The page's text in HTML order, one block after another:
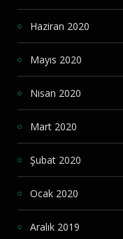
Haziran 2020
Mayıs 2020
Nisan 2020
Mart 2020
Şubat 2020
Ocak 2020
Aralık 2019